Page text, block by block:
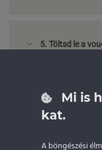
5. Töltsd le a
6. FoglaljMi is
kat.
A böngészési